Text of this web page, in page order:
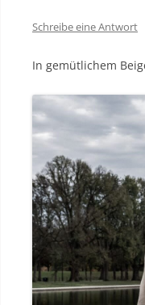
Schreibe eine Antwort
In gemütlichem